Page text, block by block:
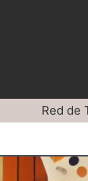
Red de